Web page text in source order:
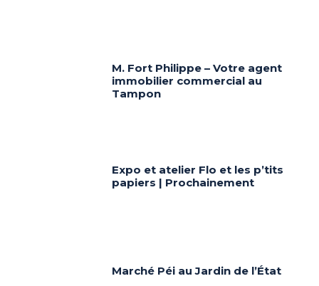
M. Fort Philippe – Votre agent
immobilier commercial au
Tampon
Expo et atelier Flo et les p’tits
papiers | Prochainement
Marché Péi au Jardin de l’État